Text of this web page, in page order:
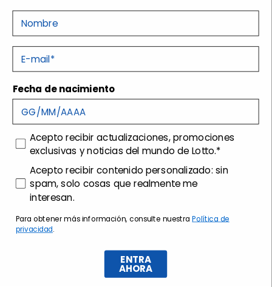
Detalles
Tecnologías
Envíos y devoluciones
Customer care
Nome
E-mail
Fecha de nacimiento
consenso
Acepto recibir actualizaciones, promociones
exclusivas y noticias del mundo de Lotto.*
consenso profilazione
Acepto recibir contenido personalizado: sin
spam, solo cosas que realmente me
interesan.
Para obtener más información, consulte nuestraPolítica de
privacidad.
ENTRA
AHORA